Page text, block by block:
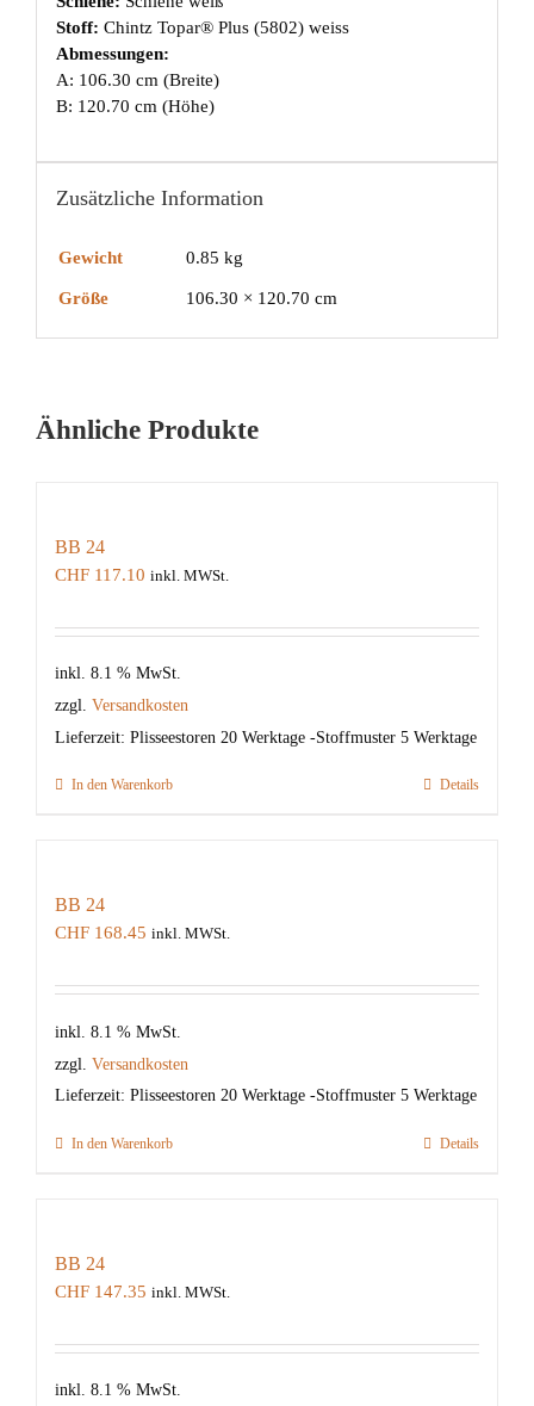
Stoff: Chintz Topar® Plus (5802) weiss
Abmessungen:
A: 106.30 cm (Breite)
B: 120.70 cm (Höhe)
Zusätzliche Information
Gewicht 0.85 kg
Größe 106.30 × 120.70 cm
Ähnliche Produkte
BB 24
CHF 117.10 inkl. MWSt.
inkl. 8.1 % MwSt.
zzgl. Versandkosten
Lieferzeit: Plisseestoren 20 Werktage -Stoffmuster 5 Werktage
In den Warenkorb Details
BB 24
CHF 168.45 inkl. MWSt.
inkl. 8.1 % MwSt.
zzgl. Versandkosten
Lieferzeit: Plisseestoren 20 Werktage -Stoffmuster 5 Werktage
In den Warenkorb Details
BB 24
CHF 147.35 inkl. MWSt.
inkl. 8.1 % MwSt.